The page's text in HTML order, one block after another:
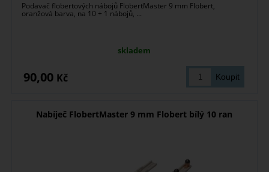
Podavač flobertových nábojů FlobertMaster 9 mm Flobert,
oranžová barva, na 10 + 1 nábojů, ...
skladem
90,00 Kč
Nabíječ FlobertMaster 9 mm Flobert bílý 10 ran